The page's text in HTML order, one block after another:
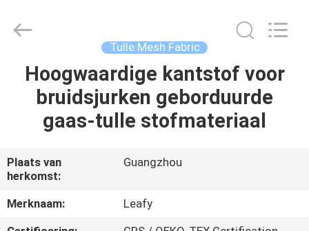
THUIS
PRODUCTEN
OVER
ONS
Ltd..
Tulle Mesh Fabric
Hoogwaardige kantstof voor
bruidsjurken geborduurde
gaas-tulle stofmateriaal
Plaats van
herkomst:
Guangzhou
Merknaam:
Leafy